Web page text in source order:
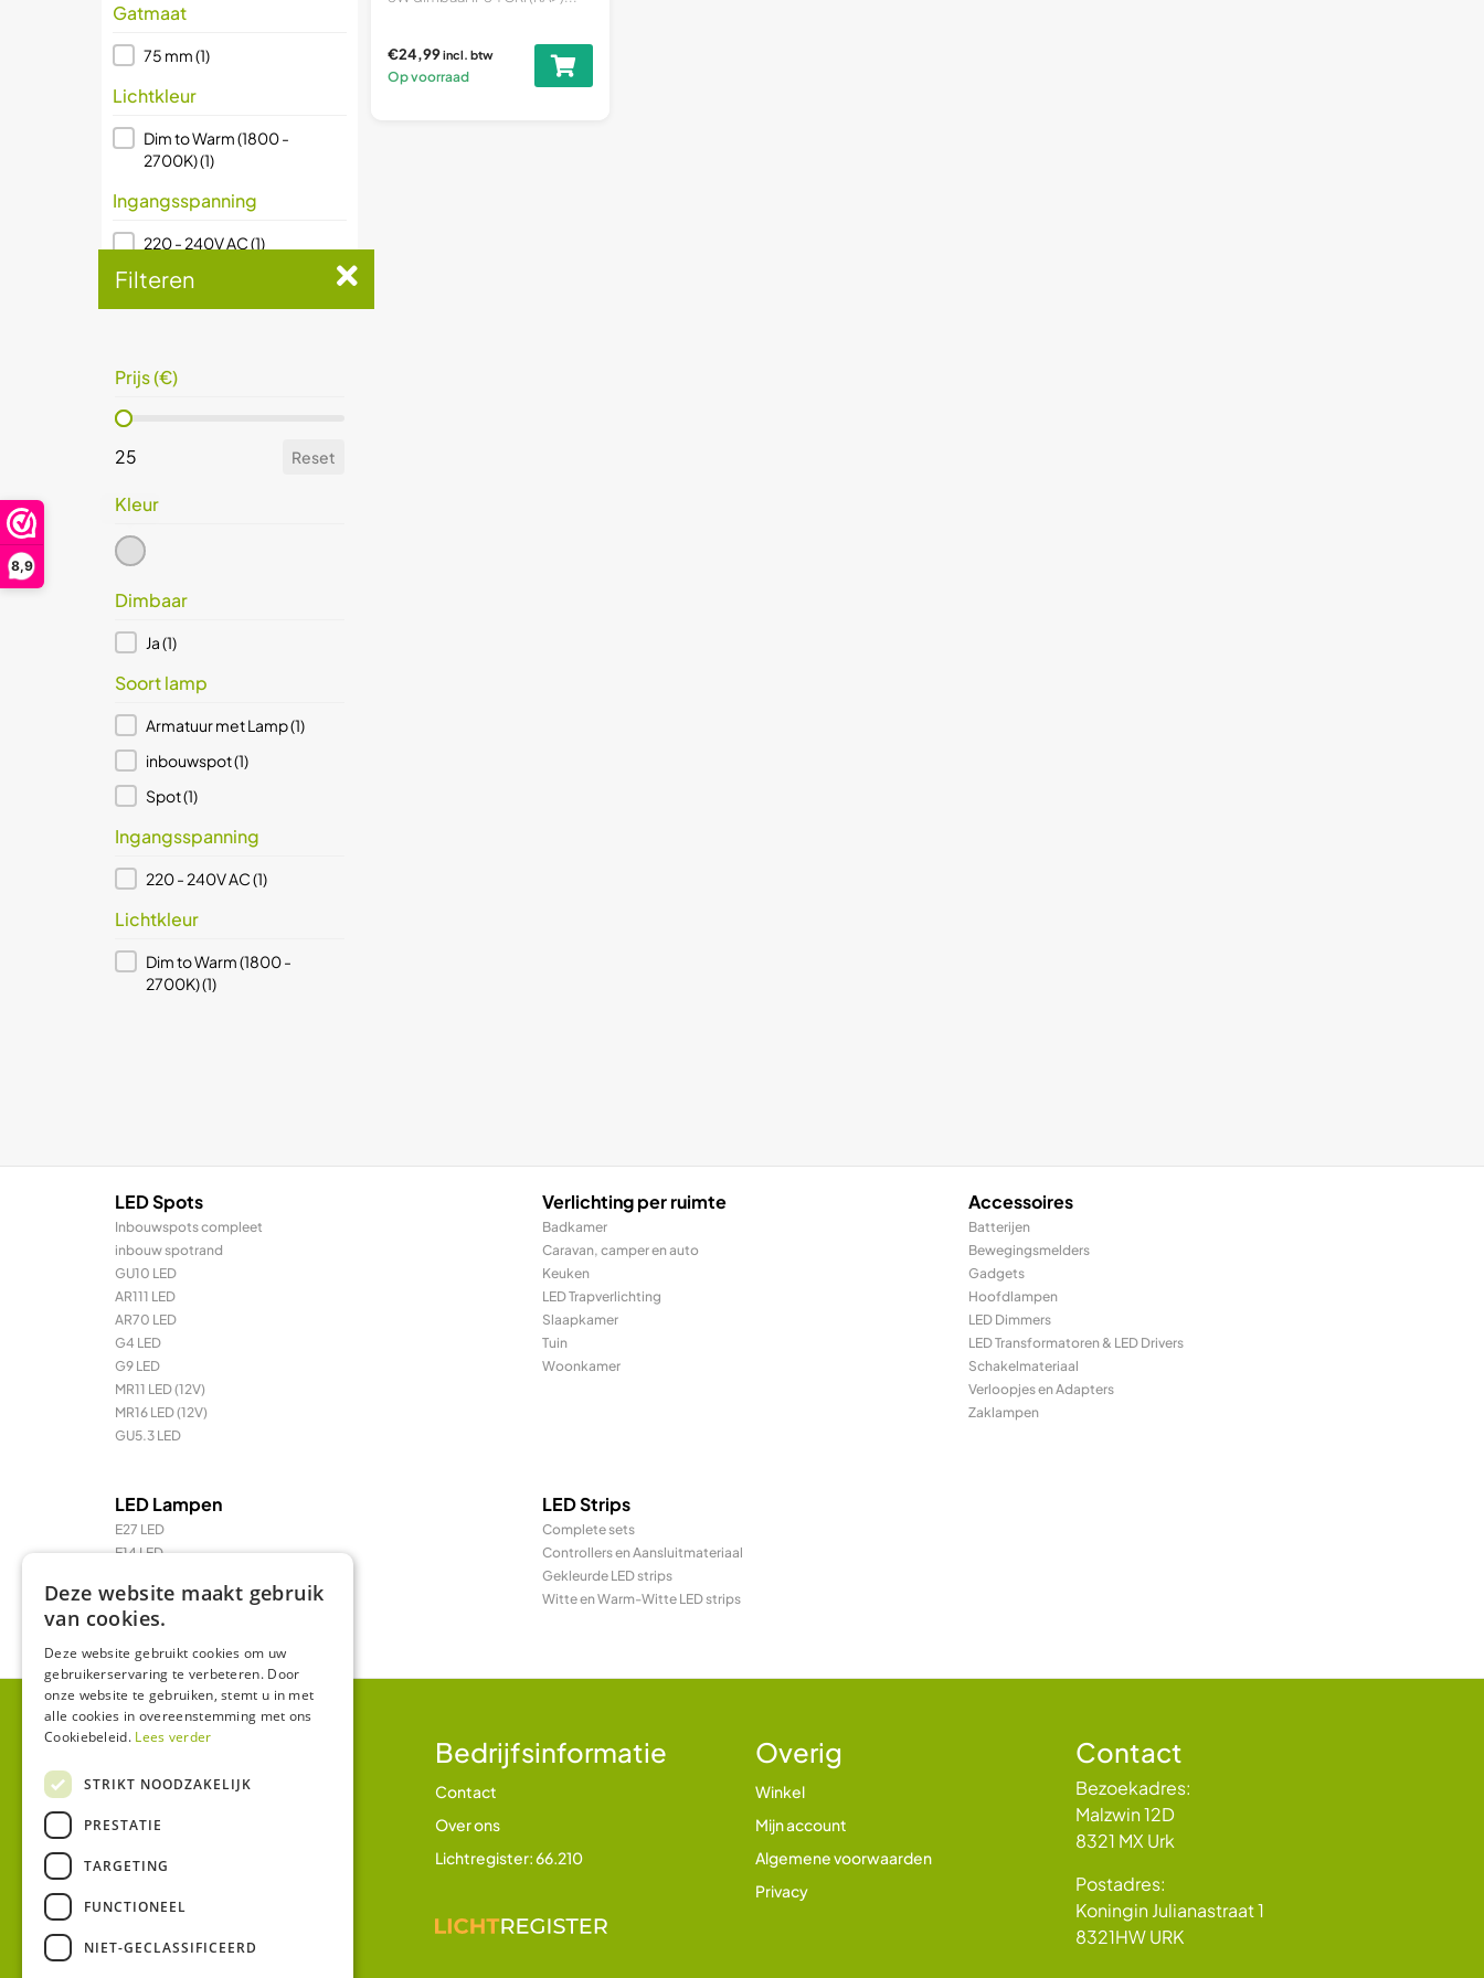
8,9
Gatmaat
Gatmaat
75 mm(1)
Lichtkleur
Lichtkleur
Dim to Warm (1800 -
2700K)(1)
Ingangsspanning
Ingangsspanning
220 - 240V AC(1)
Soort lamp
Prijs (€)
Prijs (€)
25
€24,99incl. btw
Op voorraad
Filteren
Prijs (€)
Prijs (€)
25 Reset
Kleur
Kleur
RVS(1)
Dimbaar
Dimbaar
Ja(1)
Soort lamp
Soort lamp
Armatuur met Lamp(1)
inbouwspot(1)
Spot(1)
Ingangsspanning
Ingangsspanning
220 - 240V AC(1)
Lichtkleur
Lichtkleur
Dim to Warm (1800 -
2700K)(1)
LED Spots
Inbouwspots compleet
inbouw spotrand
GU10 LED
AR111 LED
AR70 LED
G4 LED
G9 LED
MR11 LED (12V)
MR16 LED (12V)
GU5.3 LED
Verlichting per ruimte
Badkamer
Caravan, camper en auto
Keuken
LED Trapverlichting
Slaapkamer
Tuin
Woonkamer
Accessoires
Batterijen
Bewegingsmelders
Gadgets
Hoofdlampen
LED Dimmers
LED Transformatoren & LED Drivers
Schakelmateriaal
Verloopjes en Adapters
Zaklampen
LED Lampen
E27 LED
E14 LED
LED TL & LED PL
R7 / R7s LED
LED Strips
Complete sets
Controllers en Aansluitmateriaal
Gekleurde LED strips
Witte en Warm-Witte LED strips
Klantenservice
Betalen en betaalmethodes
Verzending en bezorging
Retourbeleid
Bedrijfsinformatie
Contact
Over ons
Lichtregister: 66.210
Overig
Winkel
Mijn account
Algemene voorwaarden
Privacy
Contact
Bezoekadres:
Malzwin 12D
8321 MX Urk
Postadres:
Koningin Julianastraat 1
8321HW URK
Deze website maakt gebruik
van cookies.
Deze website gebruikt cookies om uw
gebruikerservaring te verbeteren. Door
onze website te gebruiken, stemt u in met
alle cookies in overeenstemming met ons
Cookiebeleid. Lees verder
STRIKT NOODZAKELIJK
PRESTATIE
TARGETING
FUNCTIONEEL
NIET-GECLASSIFICEERD